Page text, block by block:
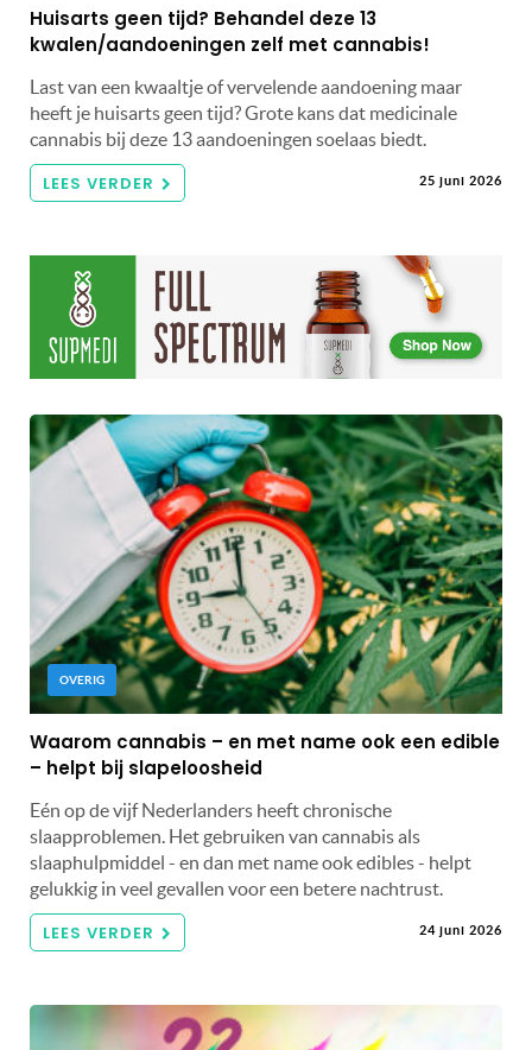
Huisarts geen tijd? Behandel deze 13
kwalen/aandoeningen zelf met cannabis!
Last van een kwaaltje of vervelende aandoening maar
heeft je huisarts geen tijd? Grote kans dat medicinale
cannabis bij deze 13 aandoeningen soelaas biedt.
LEES VERDER 25 juni 2026
OVERIG
Waarom cannabis – en met name ook een edible
– helpt bij slapeloosheid
Eén op de vijf Nederlanders heeft chronische
slaapproblemen. Het gebruiken van cannabis als
slaaphulpmiddel - en dan met name ook edibles - helpt
gelukkig in veel gevallen voor een betere nachtrust.
LEES VERDER 24 juni 2026